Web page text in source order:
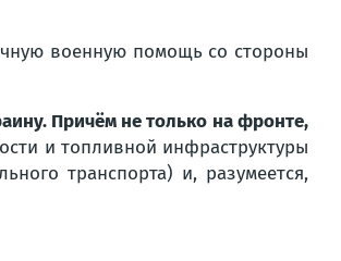
военную помощь со стороны
Причём не только на фронте,
и топливной инфраструктуры
транспорта) и, разумеется,